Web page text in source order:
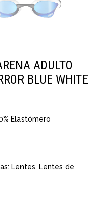
ADULTO
BLUE WHITE
Elastómero
Lentes, Lentes de